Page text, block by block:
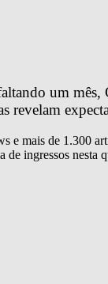
um mês,
revelam
e mais de 1.300
de ingressos nesta